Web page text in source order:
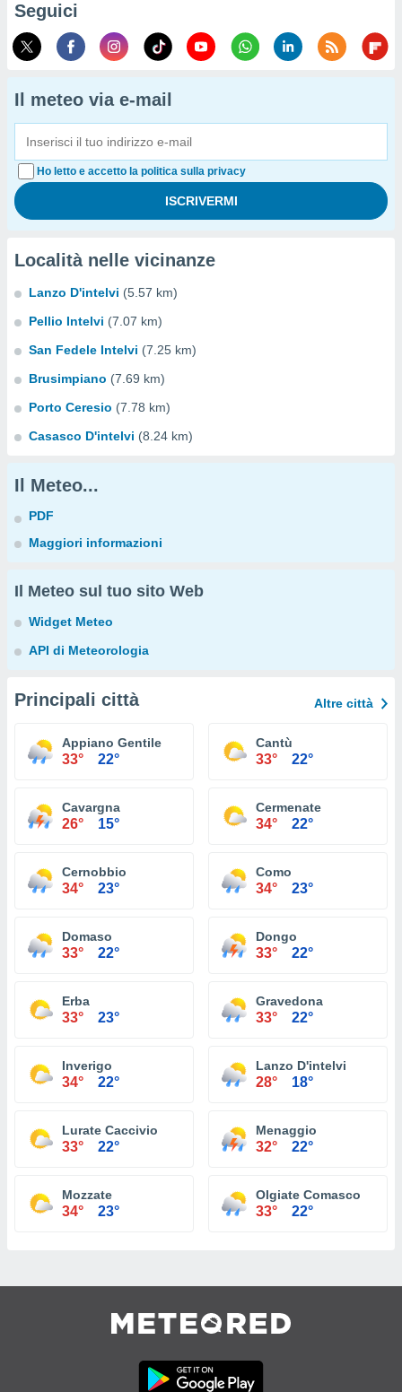
Seguici
Il meteo via e-mail
Ho letto e accetto la politica sulla privacy
Località nelle vicinanze
Lanzo D'intelvi (5.57 km)
Pellio Intelvi (7.07 km)
San Fedele Intelvi (7.25 km)
Brusimpiano (7.69 km)
Porto Ceresio (7.78 km)
Casasco D'intelvi (8.24 km)
Il Meteo...
PDF
Maggiori informazioni
Il Meteo sul tuo sito Web
Widget Meteo
API di Meteorologia
Principali città Altre città
Appiano Gentile
33° 22°
Cantù
33° 22°
Cavargna
26° 15°
Cermenate
34° 22°
Cernobbio
34° 23°
Como
34° 23°
Domaso
33° 22°
Dongo
33° 22°
Erba
33° 23°
Gravedona
33° 22°
Inverigo
34° 22°
Lanzo D'intelvi
28° 18°
Lurate Caccivio
33° 22°
Menaggio
32° 22°
Mozzate
34° 23°
Olgiate Comasco
33° 22°